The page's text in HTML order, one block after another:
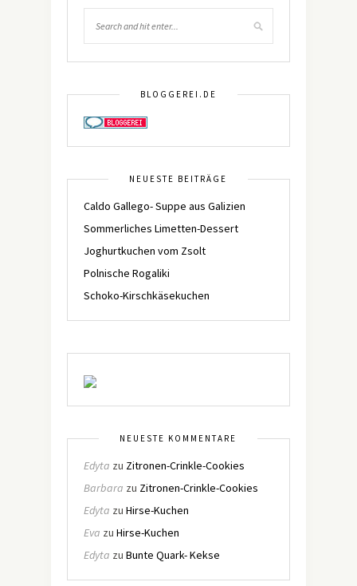
BLOGGEREI.DE
NEUESTE BEITRÄGE
Caldo Gallego- Suppe aus Galizien
Sommerliches Limetten-Dessert
Joghurtkuchen vom Zsolt
Polnische Rogaliki
Schoko-Kirschkäsekuchen
NEUESTE KOMMENTARE
Edyta zu Zitronen-Crinkle-Cookies
Barbara zu Zitronen-Crinkle-Cookies
Edyta zu Hirse-Kuchen
Eva zu Hirse-Kuchen
Edyta zu Bunte Quark- Kekse